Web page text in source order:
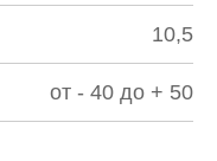
10,5
от - 40 до + 50